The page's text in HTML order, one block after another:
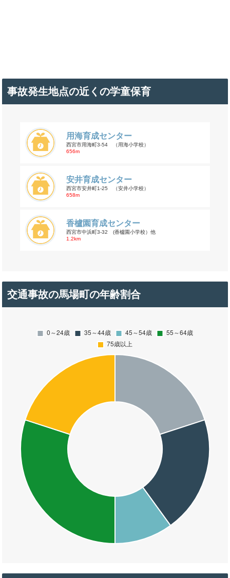
事故発生地点の近くの学童保育
用海育成センター
西宮市用海町3-54 （用海小学校）
656m
安井育成センター
西宮市安井町1-25 （安井小学校）
658m
香櫨園育成センター
西宮市中浜町3-32 (香櫨園小学校）他
1.2km
交通事故の馬場町の年齢割合